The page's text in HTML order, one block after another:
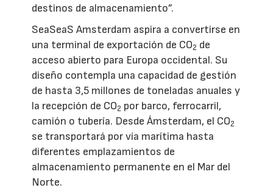
destinos de almacenamiento”.
SeaSeaS Amsterdam aspira a convertirse en
una terminal de exportación de CO2 de
acceso abierto para Europa occidental. Su
diseño contempla una capacidad de gestión
de hasta 3,5 millones de toneladas anuales y
la recepción de CO2 por barco, ferrocarril,
camión o tubería. Desde Ámsterdam, el CO2
se transportará por vía marítima hasta
diferentes emplazamientos de
almacenamiento permanente en el Mar del
Norte.